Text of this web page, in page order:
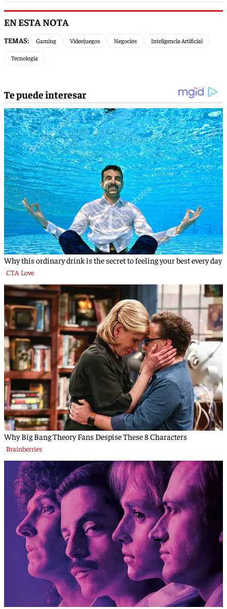
EN ESTA NOTA
TEMAS: Gaming Videojuegos Negocios Inteligencia Artificial
Tecnología